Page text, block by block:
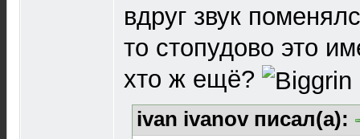
вдруг звук
то стопудово это
хто ж ещё?
ivan ivanov писал(а):